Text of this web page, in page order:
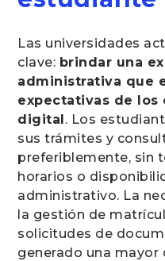
Las universidades
clave: brindar una
administrativa que
expectativas de los
digital. Los
sus trámites y
preferiblemente, sin
horarios o
administrativo. La
la gestión de
solicitudes de
generado una mayor